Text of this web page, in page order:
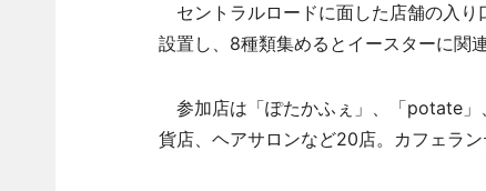
セントラルロードに面した店舗の入り
設置し、8種類集めるとイースターに関
参加店は「ぽたかふぇ」、「potate
貨店、ヘアサロンなど20店。カフェラ